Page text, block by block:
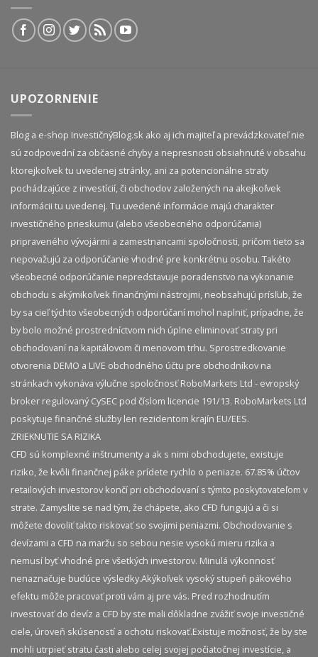
UPOZORNENIE
Blog a e-shop InvestičnýBlog.sk ako aj ich majiteľ a prevádzkovateľ nie
sú zodpovední za občasné chyby a nepresnosti obsiahnuté v obsahu
ktorejkoľvek tu uvedenej stránky, ani za potencionálne straty
pochádzajúce z investícií, či obchodov založených na akejkoľvek
informácii tu uvedenej. Tu uvedené informácie majú charakter
investičného prieskumu (alebo všeobecného odporúčania)
pripraveného vývojármi a zamestnancami spoločnosti, pričom tieto sa
nepovažujú za odporúčanie vhodné pre konkrétnu osobu. Takéto
všeobecné odporúčanie nepredstavuje poradenstvo na vykonanie
obchodu s akýmikoľvek finančnými nástrojmi, neobsahujú prísľub, že
by sa cieľ týchto všeobecných odporúčaní mohol naplniť, prípadne, že
by bolo možné prostredníctvom nich úplne eliminovať straty pri
obchodovaní na kapitálovom či menovom trhu. Sprostredkovanie
otvorenia DEMO a LIVE obchodného účtu pre obchodníkov na
stránkach vykonáva výlučne spoločnosť RoboMarkets Ltd - evropský
broker regulovaný CySEC pod číslom licencie 191/13. RoboMarkets Ltd
poskytuje finančné služby len rezidentom krajín EU/EES.
ZRIEKNUTIE SA RIZIKA
CFD sú komplexné inštrumenty a ak s nimi obchodujete, existuje
riziko, že kvôli finančnej páke prídete rychlo o peniaze. 67.85% účtov
retailových investorov končí pri obchodovaní s týmto poskytovateľom v
strate. Zamyslite se nad tým, že chápete, ako CFD fungujú a či si
môžete dovoliť takto riskovať so svojimi peniazmi. Obchodovanie s
devízami a CFD na maržu so sebou nesie vysokú mieru rizika a
nemusí byť vhodné pre všetkých investorov. Minulá výkonnosť
nenaznačuje budúce výsledky.​ Akýkoľvek vysoký stupeň pákového
efektu môže pracovať proti vám aj pre vás. Pred rozhodnutím
investovať do devíz a CFD by ste mali dôkladne zvážiť svoje investičné
ciele, úroveň skúseností a ochotu riskovať.​ Existuje možnosť, že by ste
mohli utrpieť stratu časti alebo celej svojej počiatočnej investície, a